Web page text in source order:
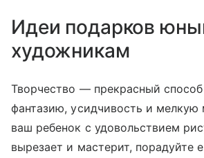
Идеи подарков
художникам
Творчество — прекрасный способ
фантазию, усидчивость и мелкую
ваш ребенок с удовольствием
вырезает и мастерит, порадуйте